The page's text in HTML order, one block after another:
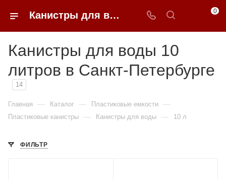
Канистры для воды 10 литров недорого в Санкт-Петербурге | 0FFER 0
Канистры для воды 10
литров в Санкт-Петербурге
14
Главная — Каталог — Пластиковые емкости —
Пластиковые канистры — Канистры для воды — 10 л
ФИЛЬТР